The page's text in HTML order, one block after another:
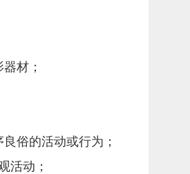
材；
俗的活动或行为；
活动；